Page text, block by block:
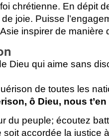
chrétienne. En dépit
joie. Puisse
inspirer de
Dieu qui aime sans
de toutes les
ô Dieu, nous
du peuple; écoutez
soit accordée la justice